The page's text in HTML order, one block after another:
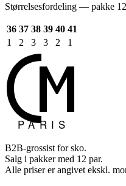
Størrelsesfordeling — pakke
36 37 38 39 40 41
1
2 3 3 2 1
B2B-grossist for sko.
Salg i pakker med 12 par.
Alle priser er angivet ekskl.